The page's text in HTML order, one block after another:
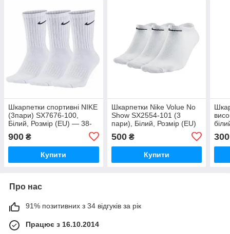
Шкарпетки спортивні NIKE
(3пари) SX7676-100,
Білий, Розмір (EU) — 38-
900 ₴
Купити
Шкарпетки Nike Volue No
Show SX2554-101 (3
пари), Білий, Розмір (EU)
500₴
Купити
300
Про нас
91% позитивних з 34 відгуків за рік
Працює з 16.10.2014